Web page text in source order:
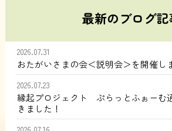
最新のブログ記
2026.07.31
おたがいさまの会＜説明会＞を開催し
2026.07.23
縁起プロジェクト ぷらっとふぉーむ
きました！